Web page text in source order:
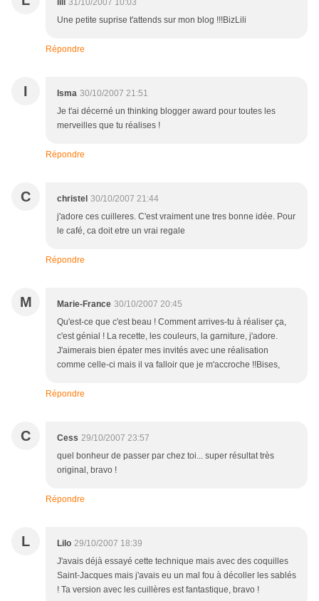
lili 31/10/2007 10:03
Une petite suprise t'attends sur mon blog !!!BizLili
Répondre
I Isma 30/10/2007 21:51
Je t'ai décerné un thinking blogger award pour toutes les
merveilles que tu réalises !
Répondre
C christel 30/10/2007 21:44
j'adore ces cuilleres. C'est vraiment une tres bonne idée. Pour
le café, ca doit etre un vrai regale
Répondre
M Marie-France 30/10/2007 20:45
Qu'est-ce que c'est beau ! Comment arrives-tu à réaliser ça,
c'est génial ! La recette, les couleurs, la garniture, j'adore.
J'aimerais bien épater mes invités avec une réalisation
comme celle-ci mais il va falloir que je m'accroche !!Bises,
Répondre
C Cess 29/10/2007 23:57
quel bonheur de passer par chez toi... super résultat très
original, bravo !
Répondre
L Lilo 29/10/2007 18:39
J'avais déjà essayé cette technique mais avec des coquilles
Saint-Jacques mais j'avais eu un mal fou à décoller les sablés
! Ta version avec les cuillères est fantastique, bravo !